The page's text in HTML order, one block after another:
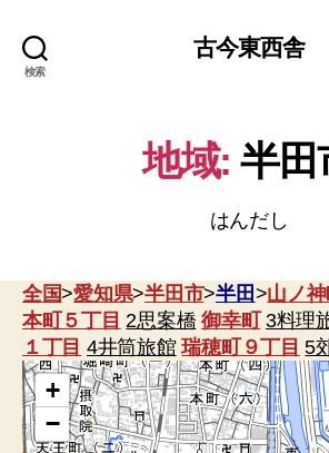
検索
古今東西舎
地域: 半田
はんだし
全国>愛知県>半田市>半田 >山ノ神
本町５丁目 2思案橋 御幸町 3料理
１丁目 4井筒旅館 瑞穂町９丁目 5
+
−